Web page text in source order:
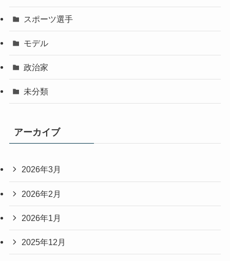
スポーツ選手
モデル
政治家
未分類
アーカイブ
2026年3月
2026年2月
2026年1月
2025年12月